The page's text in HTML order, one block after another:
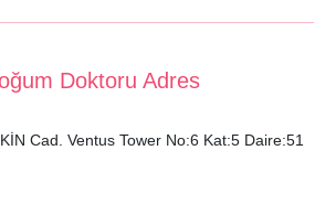
Doktoru Adres
Cad. Ventus Tower No:6 Kat:5 Daire:51